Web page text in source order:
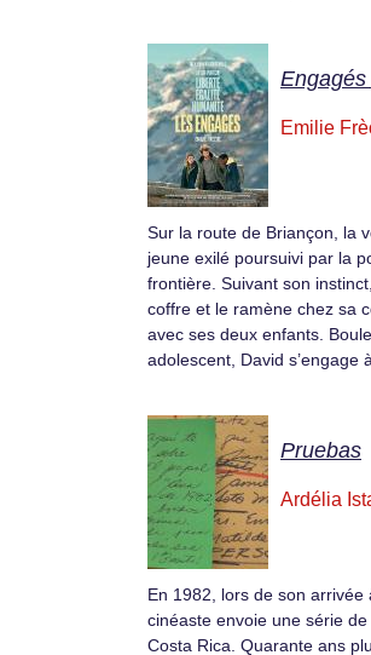
Engagés
Emilie
Sur la route de Briançon, la
jeune exilé poursuivi par la
frontière. Suivant son
coffre et le ramène chez sa
avec ses deux enfants.
adolescent, David s’engage
Pruebas
Ardélia
En 1982, lors de son arrivée
cinéaste envoie une série
Costa Rica. Quarante ans